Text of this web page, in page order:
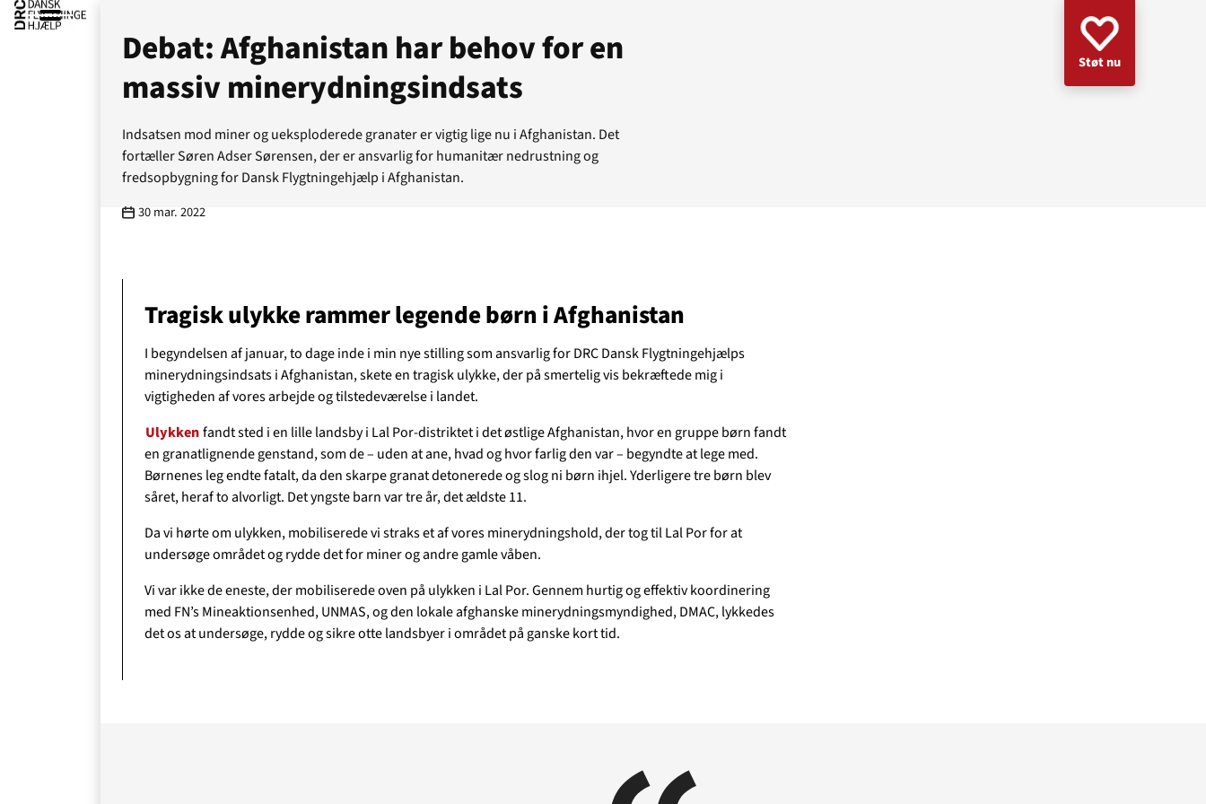
Aktuelt
Støt
Om os
Temaer i fokus
GAZA KVINDER UKRAINE NØDHJÆLP
Debat: Afghanistan har behov for en
massiv minerydningsindsats
Indsatsen mod miner og ueksploderede granater er vigtig lige nu i Afghanistan. Det
fortæller Søren Adser Sørensen, der er ansvarlig for humanitær nedrustning og
fredsopbygning for Dansk Flygtningehjælp i Afghanistan.
30 mar. 2022
Tragisk ulykke rammer legende børn i Afghanistan
I begyndelsen af januar, to dage inde i min nye stilling som ansvarlig for DRC Dansk Flygtningehjælps
minerydningsindsats i Afghanistan, skete en tragisk ulykke, der på smertelig vis bekræftede mig i
vigtigheden af vores arbejde og tilstedeværelse i landet.
Ulykkenfandt sted i en lille landsby i Lal Por-distriktet i det østlige Afghanistan, hvor en gruppe børn fandt
en granatlignende genstand, som de – uden at ane, hvad og hvor farlig den var – begyndte at lege med.
Børnenes leg endte fatalt, da den skarpe granat detonerede og slog ni børn ihjel. Yderligere tre børn blev
såret, heraf to alvorligt. Det yngste barn var tre år, det ældste 11.
Da vi hørte om ulykken, mobiliserede vi straks et af vores minerydningshold, der tog til Lal Por for at
undersøge området og rydde det for miner og andre gamle våben.
Vi var ikke de eneste, der mobiliserede oven på ulykken i Lal Por. Gennem hurtig og effektiv koordinering
med FN’s Mineaktionsenhed, UNMAS, og den lokale afghanske minerydningsmyndighed, DMAC, lykkedes
det os at undersøge, rydde og sikre otte landsbyer i området på ganske kort tid.
Støt nu